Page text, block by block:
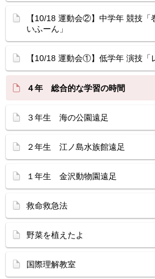
【10/18 運動会②】中学年 競技
いふーん」
【10/18 運動会①】低学年 演技「
４年 総合的な学習の時間
３年生 海の公園遠足
２年生 江ノ島水族館遠足
１年生 金沢動物園遠足
救命救急法
野菜を植えたよ
国際理解教室